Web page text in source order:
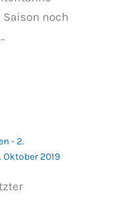
noch
- 2.
Oktober 2019